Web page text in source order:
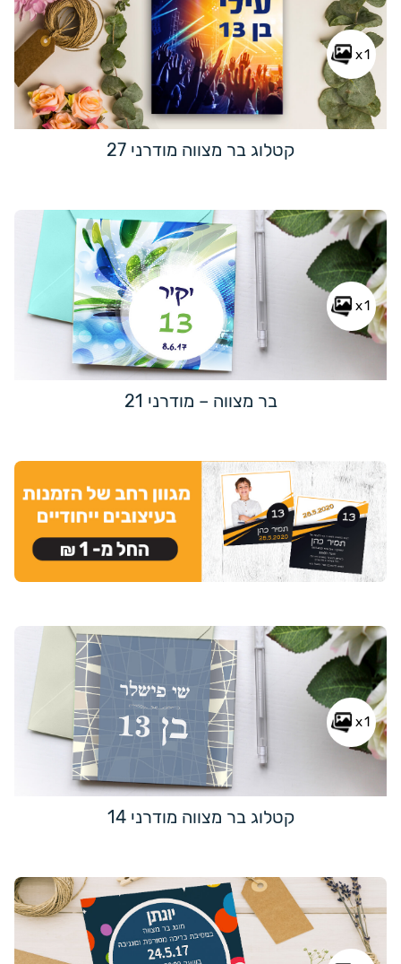
x1
קטלוג בר מצווה מודרני 27
x1
בר מצווה – מודרני 21
x1
קטלוג בר מצווה מודרני 14